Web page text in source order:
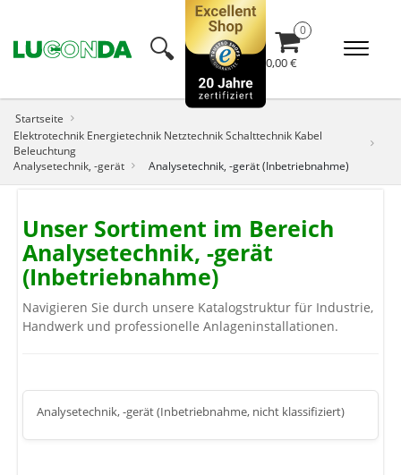
🔍︎ 0,00 €
Startseite
Elektrotechnik Energietechnik Netztechnik Schalttechnik Kabel
Beleuchtung
Analysetechnik, -gerät
Analysetechnik, -gerät (Inbetriebnahme)
Unser Sortiment im Bereich
Analysetechnik, -gerät
(Inbetriebnahme)
Navigieren Sie durch unsere Katalogstruktur für Industrie,
Handwerk und professionelle Anlageninstallationen.
Analysetechnik, -gerät (Inbetriebnahme, nicht klassifiziert)